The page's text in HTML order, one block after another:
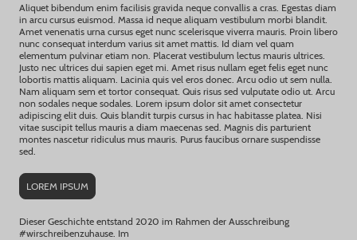
Aliquet bibendum enim facilisis gravida neque convallis a cras. Egestas diam
in arcu cursus euismod. Massa id neque aliquam vestibulum morbi blandit.
Amet venenatis urna cursus eget nunc scelerisque viverra mauris. Proin libero
nunc consequat interdum varius sit amet mattis. Id diam vel quam
elementum pulvinar etiam non. Placerat vestibulum lectus mauris ultrices.
Justo nec ultrices dui sapien eget mi. Amet risus nullam eget felis eget nunc
lobortis mattis aliquam. Lacinia quis vel eros donec. Arcu odio ut sem nulla.
Nam aliquam sem et tortor consequat. Quis risus sed vulputate odio ut. Arcu
non sodales neque sodales. Lorem ipsum dolor sit amet consectetur
adipiscing elit duis. Quis blandit turpis cursus in hac habitasse platea. Nisi
vitae suscipit tellus mauris a diam maecenas sed. Magnis dis parturient
montes nascetur ridiculus mus mauris. Purus faucibus ornare suspendisse
sed.
LOREM IPSUM
Dieser Geschichte entstand 2020 im Rahmen der Ausschreibung
#wirschreibenzuhause. Im